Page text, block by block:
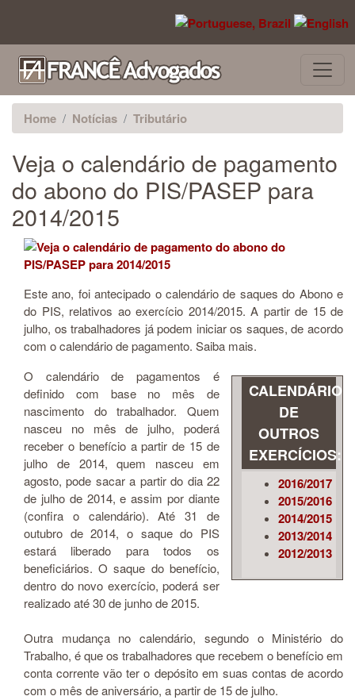
Home Notícias Tributário
Veja o calendário de pagamento
do abono do PIS/PASEP para
2014/2015
Este ano, foi antecipado o calendário de saques do Abono e
do PIS, relativos ao exercício 2014/2015. A partir de 15 de
julho, os trabalhadores já podem iniciar os saques, de acordo
com o calendário de pagamento. Saiba mais.
CALENDÁRIO
DE
OUTROS
EXERCÍCIOS:
2016/2017
2015/2016
2014/2015
2013/2014
2012/2013
O calendário de pagamentos é
definido com base no mês de
nascimento do trabalhador. Quem
nasceu no mês de julho, poderá
receber o benefício a partir de 15 de
julho de 2014, quem nasceu em
agosto, pode sacar a partir do dia 22
de julho de 2014, e assim por diante
(confira o calendário). Até 31 de
outubro de 2014, o saque do PIS
estará liberado para todos os
beneficiários. O saque do benefício,
dentro do novo exercício, poderá ser
realizado até 30 de junho de 2015.
Outra mudança no calendário, segundo o Ministério do
Trabalho, é que os trabalhadores que recebem o benefício em
conta corrente vão ter o depósito em suas contas de acordo
com o mês de aniversário, a partir de 15 de julho.